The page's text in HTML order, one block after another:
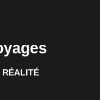
RÉALITÉ